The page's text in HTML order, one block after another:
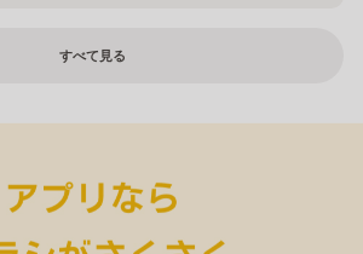
すべて見る